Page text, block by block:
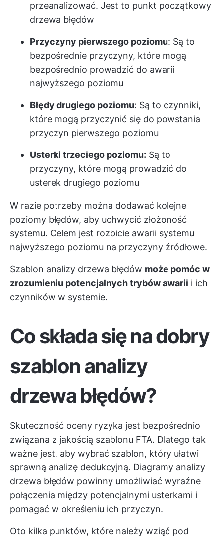
przeanalizować. Jest to punkt początkowy
drzewa błędów
Przyczyny pierwszego poziomu: Są to
bezpośrednie przyczyny, które mogą
bezpośrednio prowadzić do awarii
najwyższego poziomu
Błędy drugiego poziomu: Są to czynniki,
które mogą przyczynić się do powstania
przyczyn pierwszego poziomu
Usterki trzeciego poziomu: Są to
przyczyny, które mogą prowadzić do
usterek drugiego poziomu
W razie potrzeby można dodawać kolejne
poziomy błędów, aby uchwycić złożoność
systemu. Celem jest rozbicie awarii systemu
najwyższego poziomu na przyczyny źródłowe.
Szablon analizy drzewa błędów może pomóc w
zrozumieniu potencjalnych trybów awarii i ich
czynników w systemie.
Co składa się na dobry
szablon analizy
drzewa błędów?
Skuteczność oceny ryzyka jest bezpośrednio
związana z jakością szablonu FTA. Dlatego tak
ważne jest, aby wybrać szablon, który ułatwi
sprawną analizę dedukcyjną. Diagramy analizy
drzewa błędów powinny umożliwiać wyraźne
połączenia między potencjalnymi usterkami i
pomagać w określeniu ich przyczyn.
Oto kilka punktów, które należy wziąć pod